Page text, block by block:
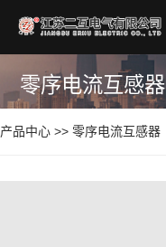
零序电流互感器
产品中心 >> 零序电流互感器